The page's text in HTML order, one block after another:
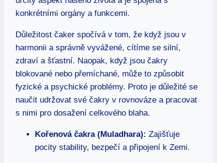
konkrétními orgány a funkcemi.
Důležitost čaker spočívá v tom, že když jsou v
harmonii a správně vyvážené, cítíme se silní,
zdraví a šťastní. Naopak, když jsou čakry
blokované nebo přemíchané, může to způsobit
fyzické a psychické problémy. Proto je důležité se
naučit udržovat své čakry v rovnováze a pracovat
s nimi pro dosažení celkového blaha.
Kořenová čakra (Muladhara): Zajišťuje
pocity stability, bezpečí a připojení k Zemi.